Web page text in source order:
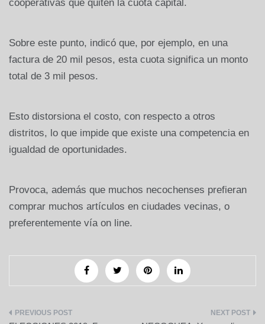
cooperativas que quiten la cuota capital.
Sobre este punto, indicó que, por ejemplo, en una
factura de 20 mil pesos, esta cuota significa un monto
total de 3 mil pesos.
Esto distorsiona el costo, con respecto a otros
distritos, lo que impide que existe una competencia en
igualdad de oportunidades.
Provoca, además que muchos necochenses prefieran
comprar muchos artículos en ciudades vecinas, o
preferentemente vía on line.
Navegación